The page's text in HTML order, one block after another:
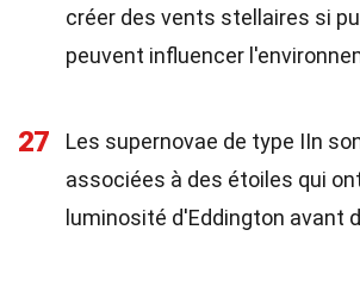
créer des vents stellaires si
peuvent influencer
27
Les supernovae de type IIn
associées à des étoiles qui
luminosité d'Eddington avant